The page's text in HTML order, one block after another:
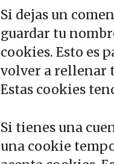
Si dejas un
guardar tu
cookies. Esto es
volver a rellenar
Estas cookies
Si tienes una
una cookie